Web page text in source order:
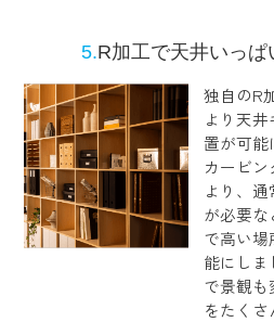
5.R加工で天井いっぱ
独自のR
より天
置が可能
カービ
より、
が必要な
で高い
能にしま
で景観
をたくさ